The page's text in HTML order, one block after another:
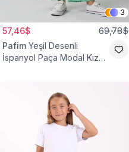
3
57,46$ 69,78$
Pafim Yeşil Desenli
İspanyol Paça Modal Kız